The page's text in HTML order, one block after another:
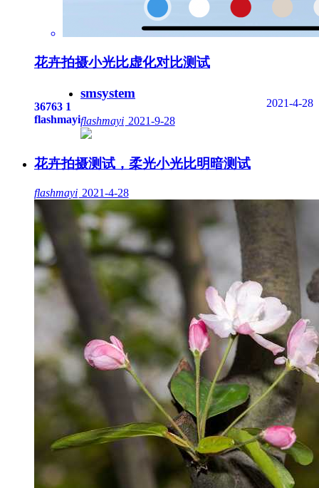
花卉拍摄小光比虚化对比测试
36763 1
flashmayi
2021-4-28
smsystem
flashmayi 2021-9-28
花卉拍摄测试，柔光小光比明暗测试
flashmayi 2021-4-28